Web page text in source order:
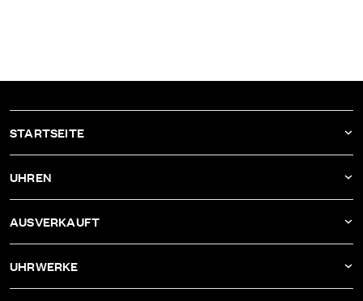
STARTSEITE
ATELIER
UHREN
DBF009
AUSVERKAUFT
UHRWERKE